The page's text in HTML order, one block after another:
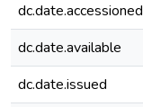
dc.date.accessioned
dc.date.available
dc.date.issued